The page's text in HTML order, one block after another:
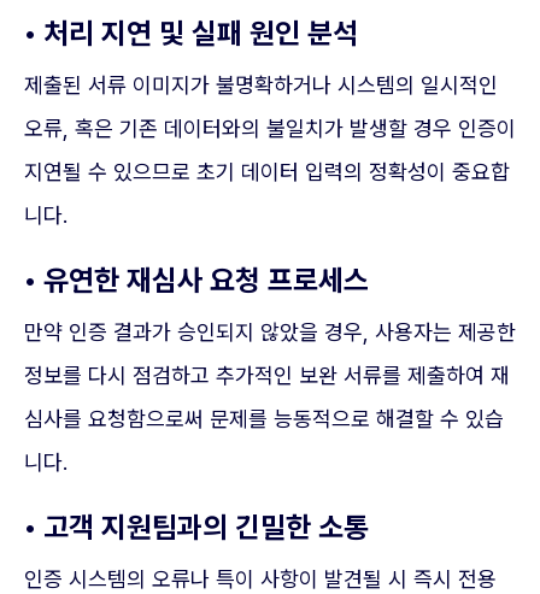
• 처리 지연 및 실패 원인 분석
제출된 서류 이미지가 불명확하거나 시스템의 일시적인
오류, 혹은 기존 데이터와의 불일치가 발생할 경우 인증이
지연될 수 있으므로 초기 데이터 입력의 정확성이 중요합
니다.
• 유연한 재심사 요청 프로세스
만약 인증 결과가 승인되지 않았을 경우, 사용자는 제공한
정보를 다시 점검하고 추가적인 보완 서류를 제출하여 재
심사를 요청함으로써 문제를 능동적으로 해결할 수 있습
니다.
• 고객 지원팀과의 긴밀한 소통
인증 시스템의 오류나 특이 사항이 발견될 시 즉시 전용